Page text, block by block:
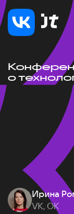
о
Ирина
VK, ОК